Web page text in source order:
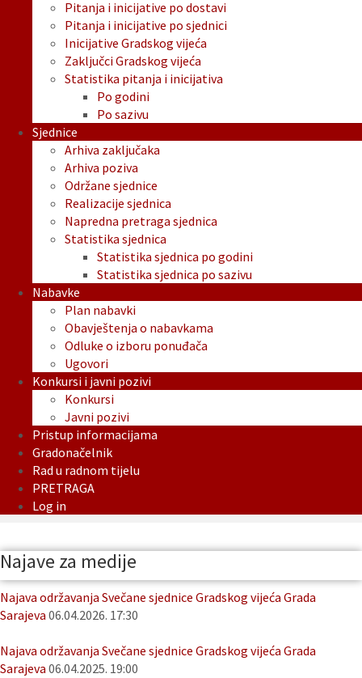
Pitanja i inicijative po dostavi
Pitanja i inicijative po sjednici
Inicijative Gradskog vijeća
Zaključci Gradskog vijeća
Statistika pitanja i inicijativa
Po godini
Po sazivu
Sjednice
Arhiva zaključaka
Arhiva poziva
Održane sjednice
Realizacije sjednica
Napredna pretraga sjednica
Statistika sjednica
Statistika sjednica po godini
Statistika sjednica po sazivu
Nabavke
Plan nabavki
Obavještenja o nabavkama
Odluke o izboru ponuđača
Ugovori
Konkursi i javni pozivi
Konkursi
Javni pozivi
Pristup informacijama
Gradonačelnik
Rad u radnom tijelu
PRETRAGA
Log in
Najave za medije
Najava održavanja Svečane sjednice Gradskog vijeća Grada
Sarajeva 06.04.2026. 17:30
Najava održavanja Svečane sjednice Gradskog vijeća Grada
Sarajeva 06.04.2025. 19:00